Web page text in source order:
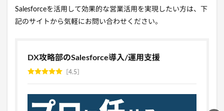
Salesforceを活用して効果的な営業活用を実現したい方は、下
記のサイトから気軽にお問い合わせください。
DX攻略部のSalesforce導入/運用支援
4.5